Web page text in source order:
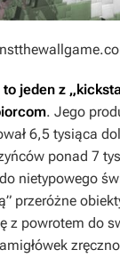
to jeden z
. Jego
6,5 tysiąca
ponad 7
nietypowego
przeróżne
z powrotem do